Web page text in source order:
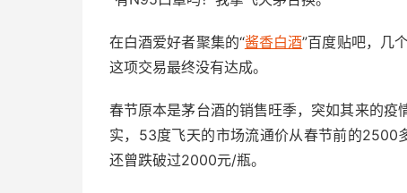
在白酒爱好者聚集的“酱香白酒”百度贴吧，几
这项交易最终没有达成。
春节原本是茅台酒的销售旺季，突如其来的疫
实，53度飞天的市场流通价从春节前的
还曾跌破过2000元/瓶。